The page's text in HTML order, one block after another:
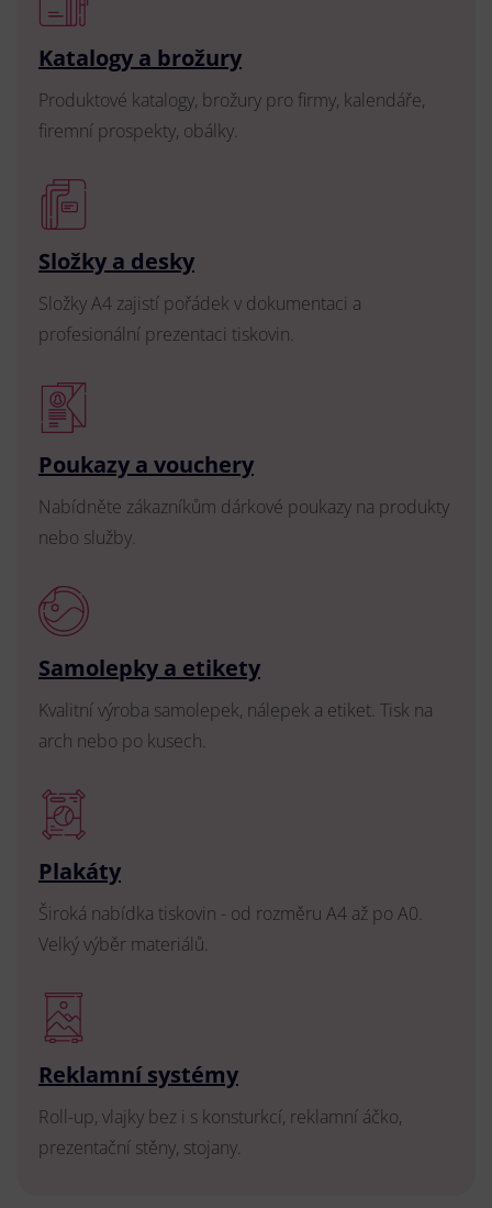
Katalogy a brožury
Produktové katalogy, brožury pro firmy, kalendáře,
firemní prospekty, obálky.
Složky a desky
Složky A4 zajistí pořádek v dokumentaci a
profesionální prezentaci tiskovin.
Poukazy a vouchery
Nabídněte zákazníkům dárkové poukazy na produkty
nebo služby.
Samolepky a etikety
Kvalitní výroba samolepek, nálepek a etiket. Tisk na
arch nebo po kusech.
Plakáty
Široká nabídka tiskovin - od rozměru A4 až po A0.
Velký výběr materiálů.
Reklamní systémy
Roll-up, vlajky bez i s konsturkcí, reklamní áčko,
prezentační stěny, stojany.